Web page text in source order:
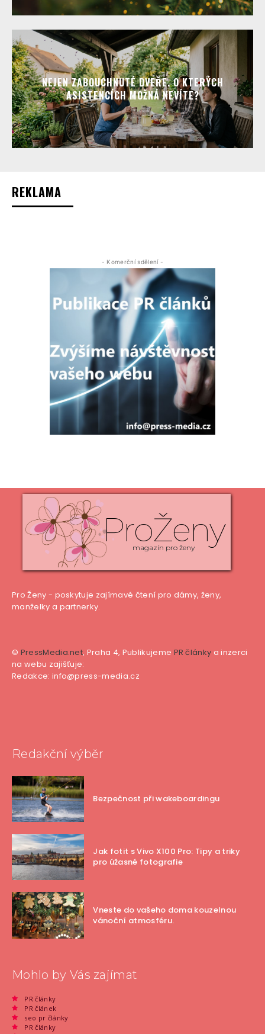
NEJEN ZABOUCHNUTÉ DVEŘE. O KTERÝCH
ASISTENCÍCH MOŽNÁ NEVÍTE?
REKLAMA
- Komerční sdělení -
ProŽeny
magazín pro ženy
Pro Ženy - poskytuje zajímavé čtení pro dámy, ženy,
manželky a partnerky.
© PressMedia.net, Praha 4, Publikujeme PR články a inzerci
na webu zajišťuje:
Redakce: info@press-media.cz
Redakční výběr
Bezpečnost při wakeboardingu
Jak fotit s Vivo X100 Pro: Tipy a triky
pro úžasné fotografie
Vneste do vašeho doma kouzelnou
vánoční atmosféru.
Mohlo by Vás zajímat
PR články
PR článek
seo pr články
PR články